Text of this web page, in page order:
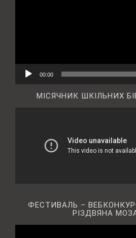
00:00
МІСЯЧНИК ШКІЛЬНИХ
ФЕСТИВАЛЬ –
РІЗДВЯНА